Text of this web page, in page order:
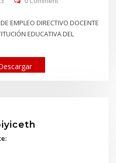
EMPLEO DIRECTIVO DOCENTE
EDUCATIVA DEL